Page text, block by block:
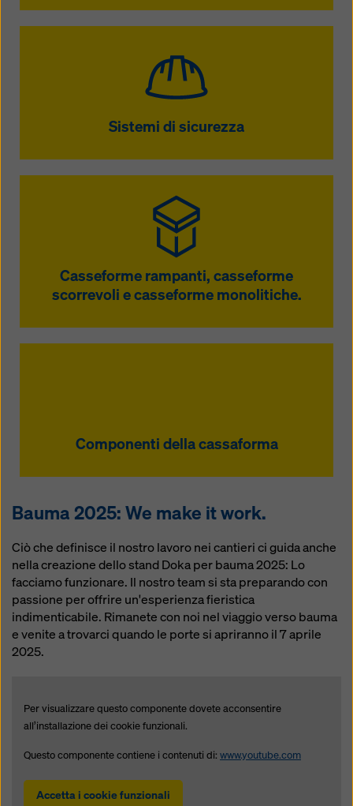
Sistemi di sicurezza
Casseforme rampanti, casseforme
scorrevoli e casseforme monolitiche.
Componenti della cassaforma
Bauma 2025: We make it work.
Ciò che definisce il nostro lavoro nei cantieri ci guida anche
nella creazione dello stand Doka per bauma 2025: Lo
facciamo funzionare. Il nostro team si sta preparando con
passione per offrire un'esperienza fieristica
indimenticabile. Rimanete con noi nel viaggio verso bauma
e venite a trovarci quando le porte si apriranno il 7 aprile
2025.
Per visualizzare questo componente dovete acconsentire
all’installazione dei cookie funzionali.
Questo componente contiene i contenuti di: www.youtube.com
Accetta i cookie funzionali